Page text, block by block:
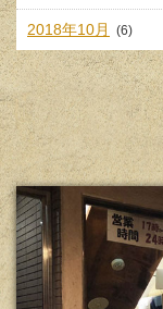
2018年10月 (6)